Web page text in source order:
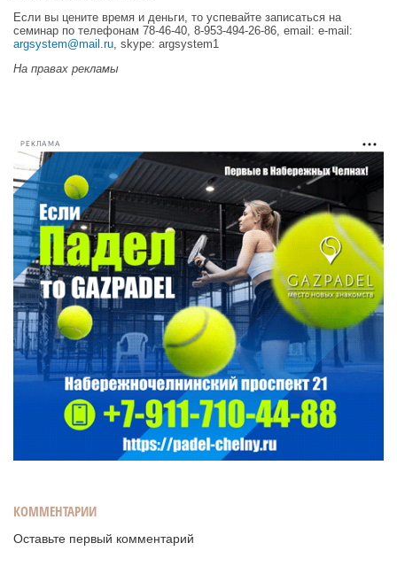
Если вы цените время и деньги, то успевайте записаться на
семинар по телефонам 78-46-40, 8-953-494-26-86, email: e-mail:
argsystem@mail.ru , skype: argsystem1
На правах рекламы
РЕКЛАМА
КОММЕНТАРИИ
Оставьте первый комментарий